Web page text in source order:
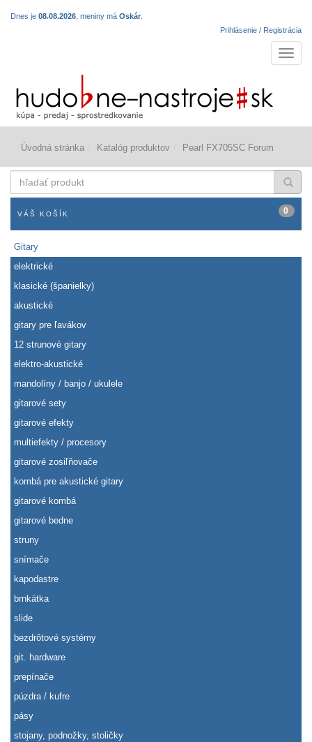
Dnes je 08.08.2026 , meniny má Oskár
Prihlásenie / Registrácia
Úvodná stránka Katalóg produktov Pearl FX705SC Forum
produkt
VÁŠ KOŠÍK 0
Gitary
elektrické
klasické (španielky)
akustické
gitary pre ľavákov
12 strunové gitary
elektro-akustické
mandolíny / banjo / ukulele
gitarové sety
gitarové efekty
multiefekty / procesory
gitarové zosiľňovače
kombá pre akustické gitary
gitarové kombá
gitarové bedne
struny
snímače
kapodastre
brnkátka
slide
bezdrôtové systémy
git. hardware
prepínače
púzdra / kufre
pásy
stojany, podnožky, stoličky